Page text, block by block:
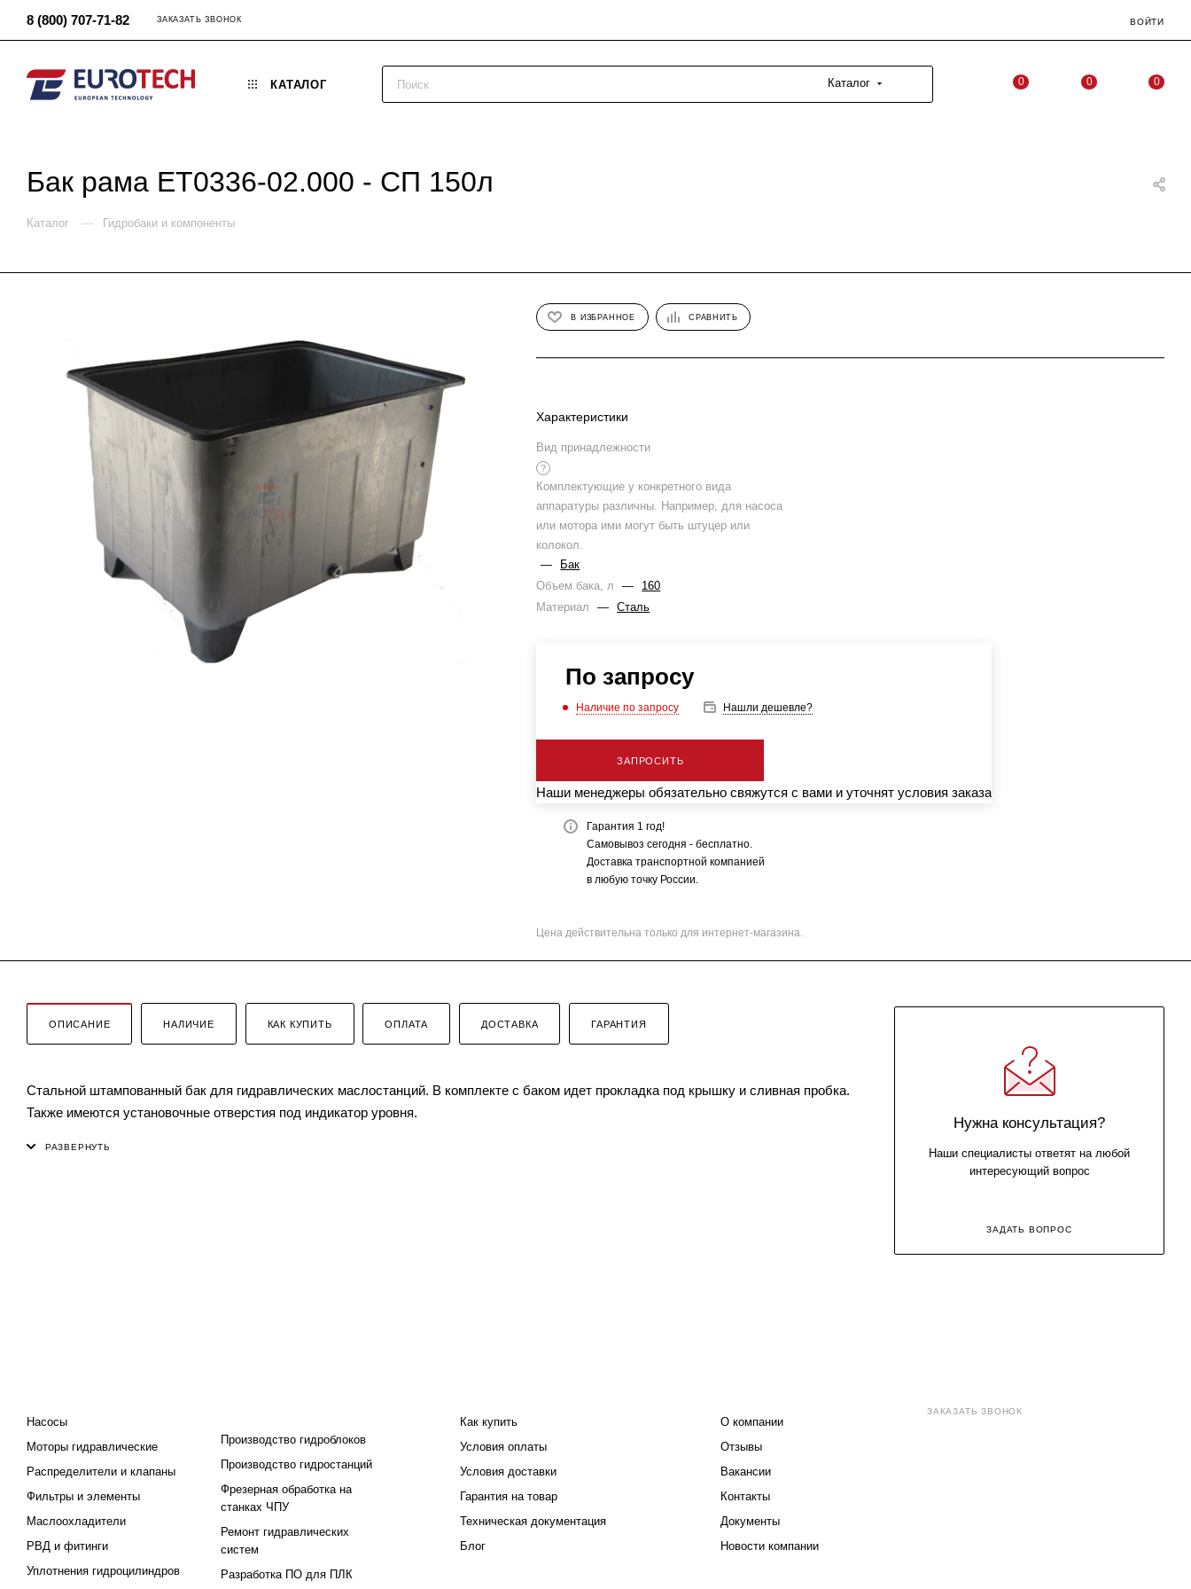
8 (800) 707-71-82 ЗАКАЗАТЬ ЗВОНОК ВОЙТИ
КАТАЛОГ Каталог 0 0 0
Бак рама ET0336-02.000 - СП 150л
Каталог — Гидробаки и компоненты
В ИЗБРАННОЕ СРАВНИТЬ
Характеристики
Вид принадлежности
?
Комплектующие у конкретного вида
аппаратуры различны. Например, для насоса
или мотора ими могут быть штуцер или
колокол.
—
Бак
Объем бака, л
—
160
Материал
— Сталь
По запросу
Наличие по запросу Нашли дешевле?
ЗАПРОСИТЬ
Наши менеджеры обязательно свяжутся с вами и уточнят условия заказа
Гарантия 1 год!
Самовывоз сегодня - бесплатно.
Доставка транспортной компанией
в любую точку России.
Цена действительна только для интернет-магазина.
ОПИСАНИЕ НАЛИЧИЕ КАК КУПИТЬ ОПЛАТА ДОСТАВКА ГАРАНТИЯ
Стальной штампованный бак для гидравлических маслостанций. В комплекте с баком идет прокладка под крышку и сливная пробка.
Также имеются установочные отверстия под индикатор уровня.
Нужна консультация?
Наши специалисты ответят на любой
интересующий вопрос
ЗАДАТЬ ВОПРОС
Насосы
Моторы гидравлические
Распределители и клапаны
Фильтры и элементы
Маслоохладители
РВД и фитинги
Уплотнения гидроцилиндров
Производство гидроблоков
Производство гидростанций
Фрезерная обработка на
станках ЧПУ
Ремонт гидравлических
систем
Разработка ПО для ПЛК
Как купить
Условия оплаты
Условия доставки
Гарантия на товар
Техническая документация
Блог
О компании
Отзывы
Вакансии
Контакты
Документы
Новости компании
ЗАКАЗАТЬ ЗВОНОК